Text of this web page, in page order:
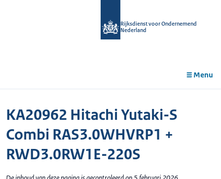
Rijksdienst voor Ondernemend
Nederland
Menu
KA20962 Hitachi Yutaki-S
Combi RAS3.0WHVRP1 +
RWD3.0RW1E-220S